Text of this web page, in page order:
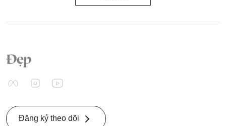
Đăng ký theo dõi